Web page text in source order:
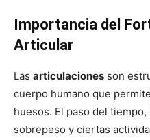
Importancia del
Articular
Las articulaciones son
cuerpo humano que
huesos. El paso del
sobrepeso y ciertas